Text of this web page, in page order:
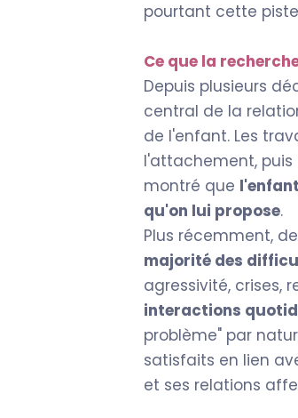
pourtant cette
Ce que la
Depuis plusieurs
central de la
de l'enfant. Les
l'attachement,
montré que
qu'on lui propose.
Plus récemment,
majorité des
agressivité, crises,
interactions
problème" par
satisfaits en lien
et ses relations